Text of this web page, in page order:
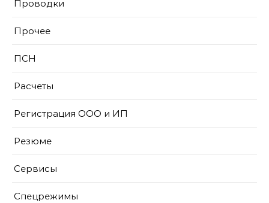
Проводки
Прочее
ПСН
Расчеты
Регистрация ООО и ИП
Резюме
Сервисы
Спецрежимы